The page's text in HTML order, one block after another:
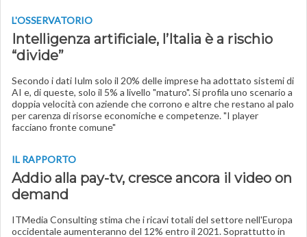
L'OSSERVATORIO
Intelligenza artificiale, l’Italia è a rischio
“divide”
Secondo i dati Iulm solo il 20% delle imprese ha adottato sistemi di
AI e, di queste, solo il 5% a livello "maturo". Si profila uno scenario a
doppia velocità con aziende che corrono e altre che restano al palo
per carenza di risorse economiche e competenze. "I player
facciano fronte comune"
IL RAPPORTO
Addio alla pay-tv, cresce ancora il video on
demand
ITMedia Consulting stima che i ricavi totali del settore nell'Europa
occidentale aumenteranno del 12% entro il 2021. Soprattutto in